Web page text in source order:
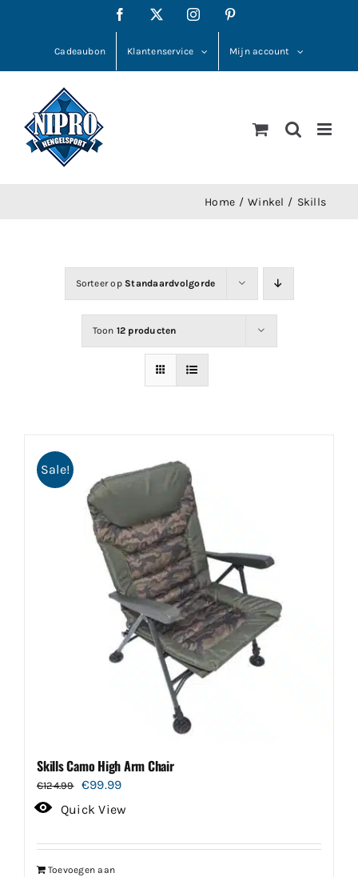
Facebook Instagram
Cadeaubon Klantenservice Mijn account
Home Winkel Skills
Sorteer op Standaardvolgorde
Toon 12 producten
Sale!
Skills Camo High Arm Chair
€124.99
Oorspronkelijke
prijs
€124.99.
€99.99Huidige
prijs
€99.99.
Quick View
Toevoegen aan